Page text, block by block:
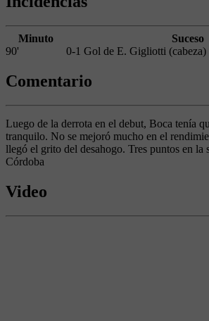
Minuto
Suceso
90'
0-1 Gol de E. Gigliotti (cabeza)
Comentario
Luego de la derrota en el debut, Boca tenía
tranquilo. No se mejoró mucho en el
llegó el grito del desahogo. Tres puntos en la
Córdoba
Video